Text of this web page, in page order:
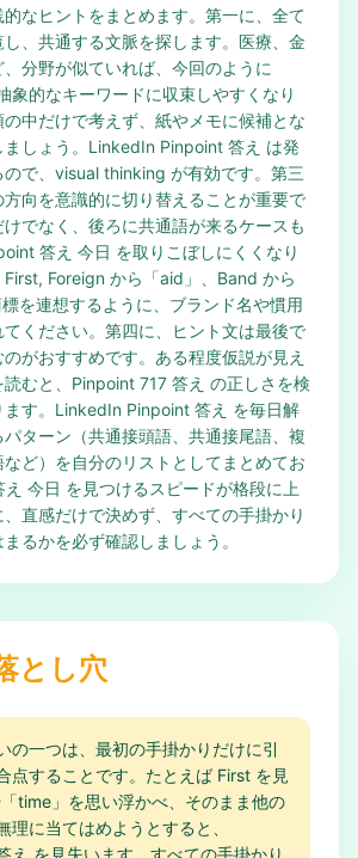
的なヒントをまとめます。第一に、全て
、共通する文脈を探します。医療、金
分野が似ていれば、今回のように
象的なキーワードに収束しやすくなり
の中だけで考えず、紙やメモに候補とな
ましょう。LinkedIn Pinpoint 答え は発
ので、visual thinking が有効です。第三
向を意識的に切り替えることが重要で
でなく、後ろに共通語が来るケースも
答え 今日 を取りこぼしにくくなり
First, Foreign から「aid」、Band から
標を連想するように、ブランド名や慣用
ください。第四に、ヒント文は最後で
がおすすめです。ある程度仮説が見え
むと、Pinpoint 717 答え の正しさを検
ます。LinkedIn Pinpoint 答え を毎日解
パターン（共通接頭語、共通接尾語、複
ど）を自分のリストとしてまとめてお
今日 を見つけるスピードが格段に上
直感だけで決めず、すべての手掛かり
るかを必ず確認しましょう。
とし穴
の一つは、最初の手掛かりだけに引
点することです。たとえば First を見
time」を思い浮かべ、そのまま他の
理に当てはめようとすると、
え を見失います。すべての手掛かり